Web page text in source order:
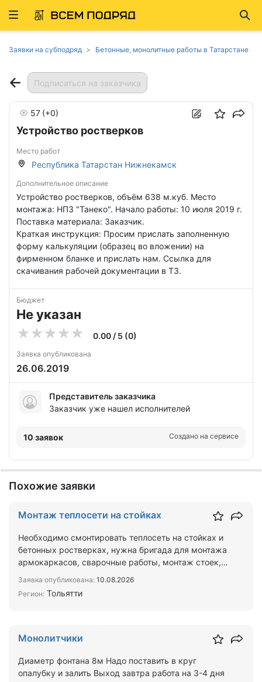
Развернуть
Заявки на субподряд Бетонные, монолитные работы в Татарстане
Подписаться на заказчика
Устройство ростверков
57 (+0)
Место работ
Республика Татарстан Нижнекамск
Дополнительное описание
Устройство ростверков, объём 638 м.куб. Место
монтажа: НПЗ "Танеко". Начало работы: 10 июля 2019 г.
Поставка материала: Заказчик.
Краткая инструкция: Просим прислать заполненную
форму калькуляции (образец во вложении) на
фирменном бланке и прислать нам. Ссылка для
скачивания рабочей документации в ТЗ.
Бюджет
Не указан
0.00 / 5 (0)
Заявка опубликована
26.06.2019
Представитель заказчика
Заказчик уже нашел исполнителей
10 заявок Создано на сервисе
Похожие заявки
Монтаж теплосети на стойках
Необходимо смонтировать теплосеть на стойках и
бетонных ростверках, нужна бригада для монтажа
армокаркасов, сварочные работы, монтаж стоек,
Заявка опубликована: 10.08.2026
Регион: Тольятти
Монолитчики
Диаметр фонтана 8м Надо поставить в круг
опалубку и залить Выход завтра работа на 3-4 дня